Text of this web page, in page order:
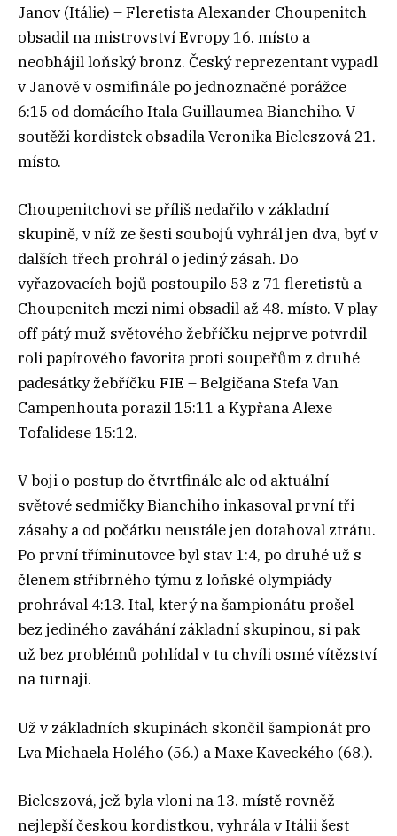
Janov (Itálie) – Fleretista Alexander Choupenitch
obsadil na mistrovství Evropy 16. místo a
neobhájil loňský bronz. Český reprezentant vypadl
v Janově v osmifinále po jednoznačné porážce
6:15 od domácího Itala Guillaumea Bianchiho. V
soutěži kordistek obsadila Veronika Bieleszová 21.
místo.
Choupenitchovi se příliš nedařilo v základní
skupině, v níž ze šesti soubojů vyhrál jen dva, byť v
dalších třech prohrál o jediný zásah. Do
vyřazovacích bojů postoupilo 53 z 71 fleretistů a
Choupenitch mezi nimi obsadil až 48. místo. V play
off pátý muž světového žebříčku nejprve potvrdil
roli papírového favorita proti soupeřům z druhé
padesátky žebříčku FIE – Belgičana Stefa Van
Campenhouta porazil 15:11 a Kypřana Alexe
Tofalidese 15:12.
V boji o postup do čtvrtfinále ale od aktuální
světové sedmičky Bianchiho inkasoval první tři
zásahy a od počátku neustále jen dotahoval ztrátu.
Po první tříminutovce byl stav 1:4, po druhé už s
členem stříbrného týmu z loňské olympiády
prohrával 4:13. Ital, který na šampionátu prošel
bez jediného zaváhání základní skupinou, si pak
už bez problémů pohlídal v tu chvíli osmé vítězství
na turnaji.
Už v základních skupinách skončil šampionát pro
Lva Michaela Holého (56.) a Maxe Kaveckého (68.).
Bieleszová, jež byla vloni na 13. místě rovněž
nejlepší českou kordistkou, vyhrála v Itálii šest